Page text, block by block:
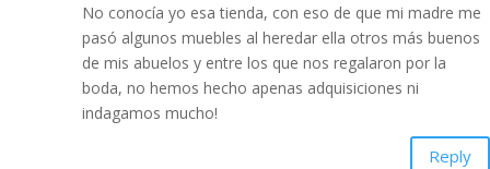
No conocía yo esa tienda, con eso de que mi madre me
pasó algunos muebles al heredar ella otros más buenos
de mis abuelos y entre los que nos regalaron por la
boda, no hemos hecho apenas adquisiciones ni
indagamos mucho!
Reply